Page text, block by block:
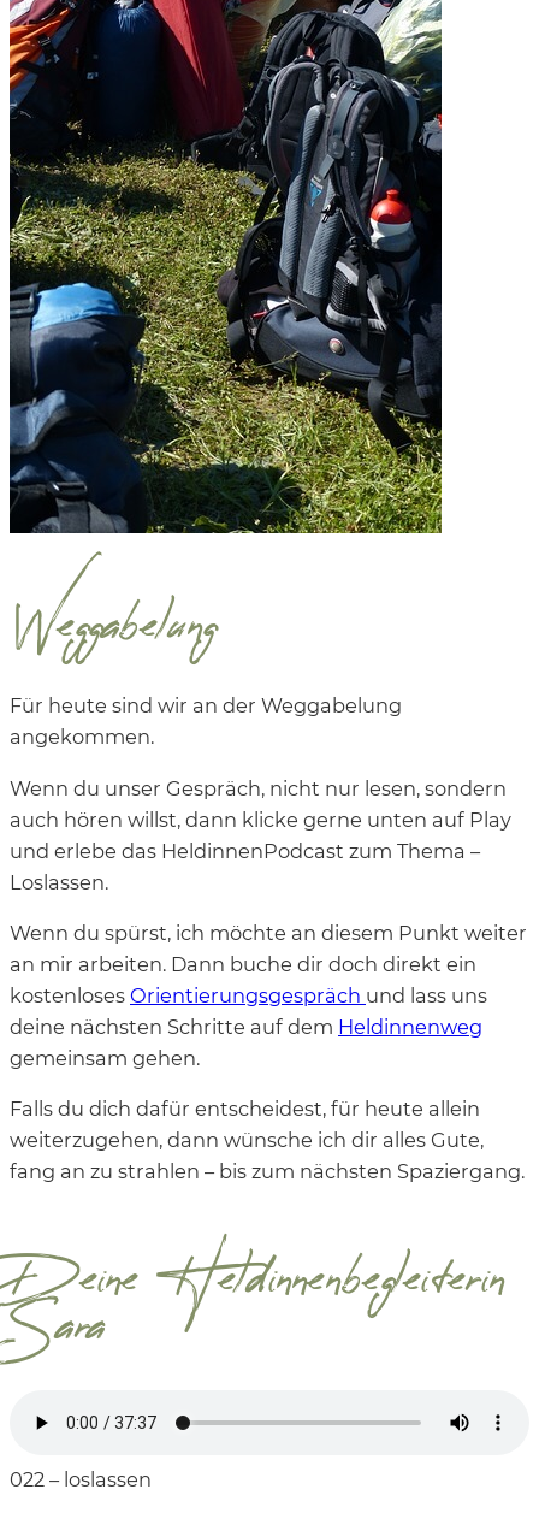
Weggabelung
Für heute sind wir an der Weggabelung
angekommen.
Wenn du unser Gespräch, nicht nur lesen, sondern
auch hören willst, dann klicke gerne unten auf Play
und erlebe das HeldinnenPodcast zum Thema –
Loslassen.
Wenn du spürst, ich möchte an diesem Punkt weiter
an mir arbeiten. Dann buche dir doch direkt ein
kostenloses Orientierungsgespräch und lass uns
deine nächsten Schritte auf dem Heldinnenweg
gemeinsam gehen.
Falls du dich dafür entscheidest, für heute allein
weiterzugehen, dann wünsche ich dir alles Gute,
fang an zu strahlen – bis zum nächsten Spaziergang.
Deine Heldinnenbegleiterin
Sara
022 – loslassen